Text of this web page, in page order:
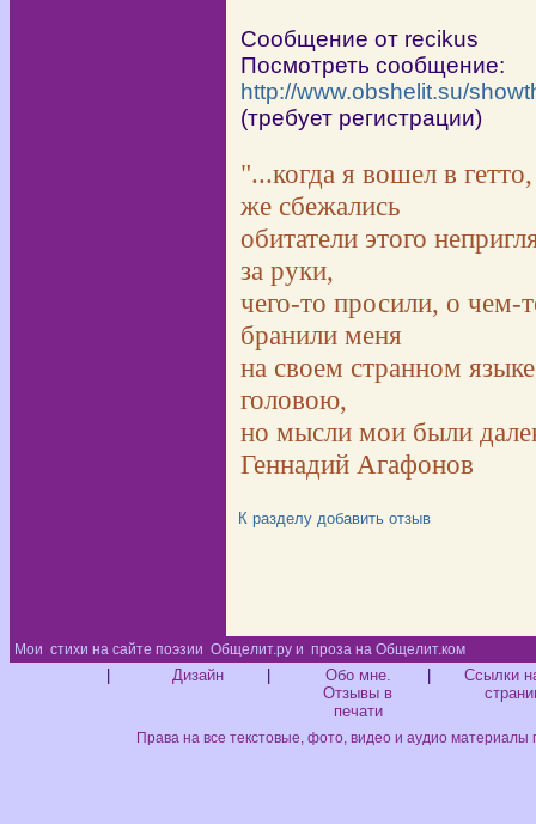
Сообщение от recikus
Посмотреть сообщение:
http://www.obshelit.su/
(требует регистрации)
"...когда я вошел в
же сбежались
обитатели этого
за руки,
чего-то просили, о чем-
бранили меня
на своем странном
головою,
но мысли мои были
Геннадий Агафонов
К разделу добавить отзыв
Мои стихи на сайте поэзии Общелит.ру и проза на Общелит.ком
Дизайн
Обо мне.
Отзывы в
печати
Ссылки
Права на все текстовые, фото, видео и аудио